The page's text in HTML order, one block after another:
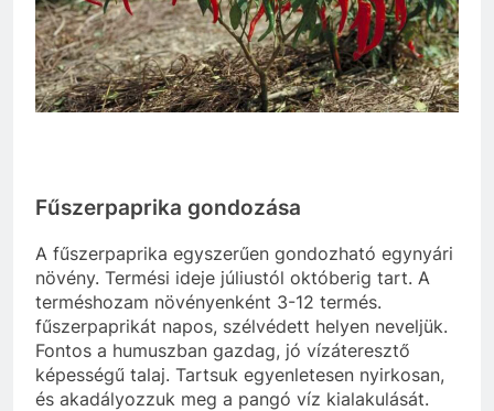
Fűszerpaprika gondozása
A fűszerpaprika egyszerűen gondozható egynyári
növény. Termési ideje júliustól októberig tart. A
terméshozam növényenként 3-12 termés.
fűszerpaprikát napos, szélvédett helyen neveljük.
Fontos a humuszban gazdag, jó vízáteresztő
képességű talaj. Tartsuk egyenletesen nyirkosan,
és akadályozzuk meg a pangó víz kialakulását.